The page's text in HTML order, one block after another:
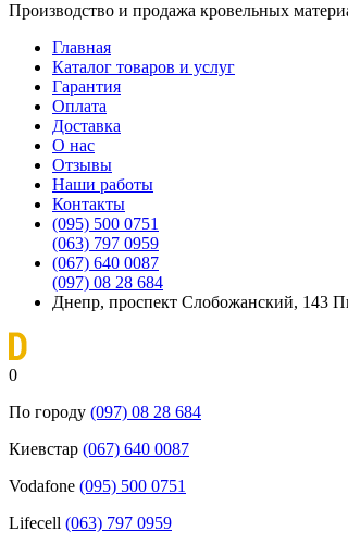
Производство и продажа кровельных
Главная
Каталог товаров и услуг
Гарантия
Оплата
Доставка
О нас
Отзывы
Наши работы
Контакты
(095) 500 0751
(063) 797 0959
‎(067) 640 0087
(097) 08 28 684
Днепр, проспект Слобожанский, 143
0
По городу (097) 08 28 684
Киевстар ‎(067) 640 0087
Vodafone (095) 500 0751
Lifecell (063) 797 0959